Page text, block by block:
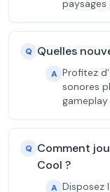
paysages
Q Quelles
A Profitez
sonores
gameplay
Q Comment
Cool ?
A Disposez